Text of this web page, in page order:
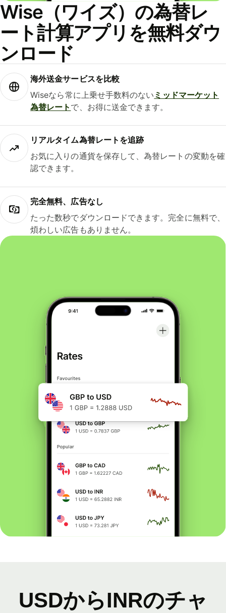
Wise（ワイズ）の為替レ
ート計算アプリを無料ダウ
ンロード
海外送金サービスを比較
Wiseなら常に上乗せ手数料のない ミッドマーケット
為替レート で、お得に送金できます。
リアルタイム為替レートを追跡
お気に入りの通貨を保存して、為替レートの変動を確
認できます。
完全無料、広告なし
たった数秒でダウンロードできます。完全に無料で、
煩わしい広告もありません。
USDからINRのチャ